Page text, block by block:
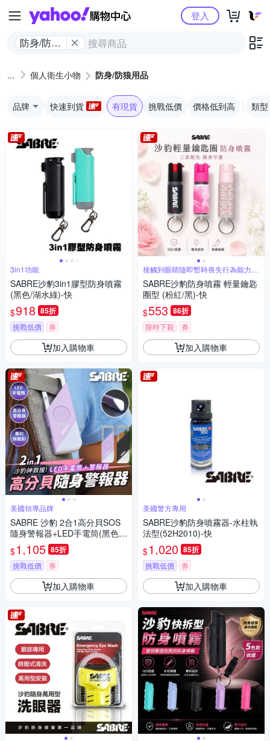
Yahoo購物中心
防身/防狼
登入
個人衛生小物 防身/防狼用品
品牌 快速到貨 有現貨 挑戰低價 價格低到高 類型
3in1功能
SABRE沙豹3in1膠型防身噴霧
(黑色/湖水綠)-快
$918 85折
挑戰低價 券
加入購物車
美國領導品牌
SABRE 沙豹 2合1高分貝SOS
隨身警報器+LED手電筒(黑色/
紫色)-快
$1,105 85折
挑戰低價 券
加入購物車
接觸到眼睛隨即暫時喪失行為能力約
60分鐘
SABRE沙豹防身噴霧 輕量鑰匙
圈型 (粉紅/黑)-快
$553 86折
限時下殺 券
加入購物車
美國警方專用
SABRE沙豹防身噴霧器-水柱執
法型(52H2010)-快
$1,020 85折
挑戰低價 券
加入購物車